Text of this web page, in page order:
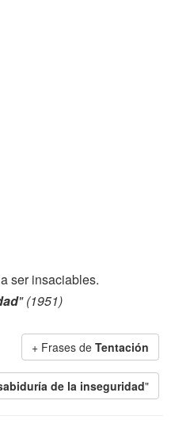
ser insaciables.
" (1951)
+ Frases de Tentación
de la inseguridad"